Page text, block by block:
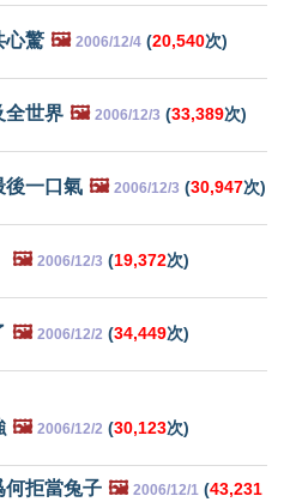
心驚 🖼️ 2006/12/4 (20,540次)
全世界 🖼️ 2006/12/3 (33,389次)
後一口氣 🖼️ 2006/12/3 (30,947次)
🖼️ 2006/12/3 (19,372次)
🖼️ 2006/12/2 (34,449次)
🖼️ 2006/12/2 (30,123次)
何拒當兔子 🖼️ 2006/12/1 (43,231